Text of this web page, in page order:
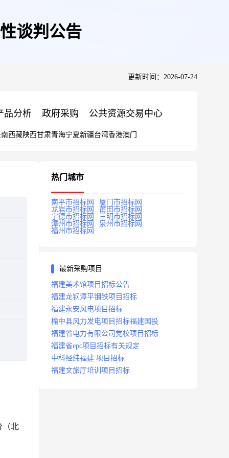
谈判公告
更新时间：2026-07-24
品分析 政府采购 公共资源交易中心
西藏陕西甘肃青海宁夏新疆台湾香港澳门
（北
热门城市
南平市招标网
厦门市招标网
龙岩市招标网
莆田市招标网
宁德市招标网
三明市招标网
漳州市招标网
泉州市招标网
福州市招标网
最新采购项目
福建美术馆项目招标公告
福建龙钢漳平钢铁项目招标
福建永安风电项目招标
榆中县风力发电项目招标福建国投
福建省电力有限公司党校项目招标
福建省epc项目招标有关规定
中科经纬福建 项目招标
福建文旅厅培训项目招标